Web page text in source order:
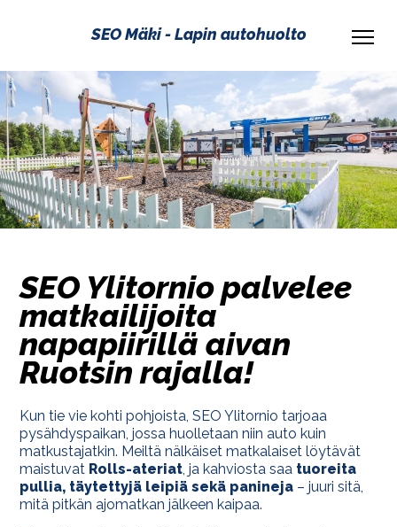
SEO Mäki - Lapin autohuolto
SEO Ylitornio palvelee
matkailijoita
napapiirillä aivan
Ruotsin rajalla!
Kun tie vie kohti pohjoista, SEO Ylitornio tarjoaa
pysähdyspaikan, jossa huolletaan niin auto kuin
matkustajatkin. Meiltä nälkäiset matkalaiset löytävät
maistuvat Rolls-ateriat, ja kahviosta saa tuoreita
pullia, täytettyjä leipiä sekä panineja – juuri sitä,
mitä pitkän ajomatkan jälkeen kaipaa.